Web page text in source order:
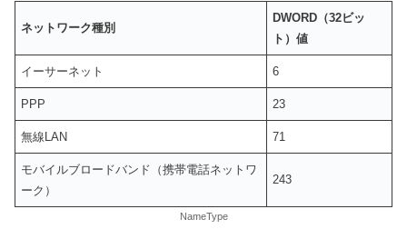
ネットワーク種別
DWORD（32ビッ
ト）値
イーサーネット 6
PPP 23
無線LAN 71
モバイルブロードバンド（携帯電話ネットワ
ーク）
243
NameType